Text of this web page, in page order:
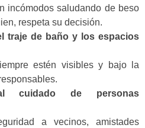
incómodos saludando de beso
respeta su decisión.
traje de baño y los espacios
estén visibles y bajo la
cuidado de personas
a vecinos, amistades